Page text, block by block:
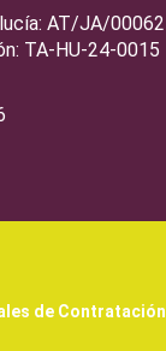
AT/JA/00062
TA-HU-24-0015
de Contratación